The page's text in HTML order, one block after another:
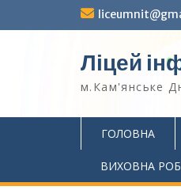
Ліцей
м.Кам'янське
ГОЛОВНА
ВИХОВНА